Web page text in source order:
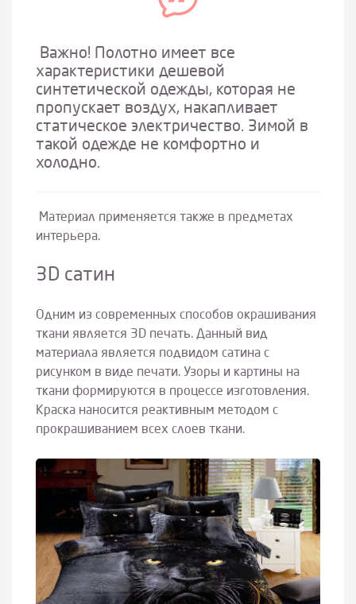
Важно! Полотно имеет все
характеристики дешевой
синтетической одежды, которая не
пропускает воздух, накапливает
статическое электричество. Зимой в
такой одежде не комфортно и
холодно.
Материал применяется также в предметах
интерьера.
3D сатин
Одним из современных способов окрашивания
ткани является 3D печать. Данный вид
материала является подвидом сатина с
рисунком в виде печати. Узоры и картины на
ткани формируются в процессе изготовления.
Краска наносится реактивным методом с
прокрашиванием всех слоев ткани.